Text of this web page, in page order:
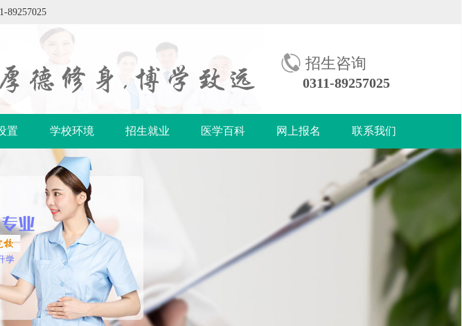
89257025
招生咨询
0311-89257025
置 学校环境 招生就业 医学百科 网上报名 联系我们